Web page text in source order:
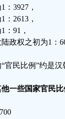
：3927，
：2613，
：91，
政权之初为1：
官民比例”约是汉
一些国家官民比